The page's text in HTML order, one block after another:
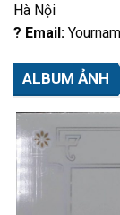
Hà Nội
? Email:
ALBUM ẢNH